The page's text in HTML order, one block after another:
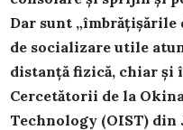
Dar sunt
de socializare utile
distanță fizică, chiar și
Cercetătorii de la
Technology (OIST)